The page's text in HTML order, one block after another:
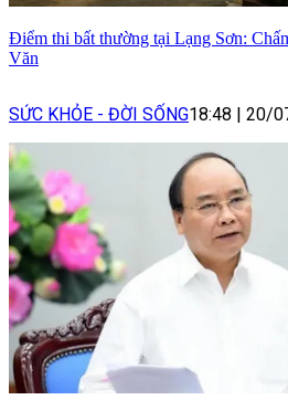
Điểm thi bất thường tại Lạng Sơn:
Văn
SỨC KHỎE - ĐỜI SỐNG18:48 20/